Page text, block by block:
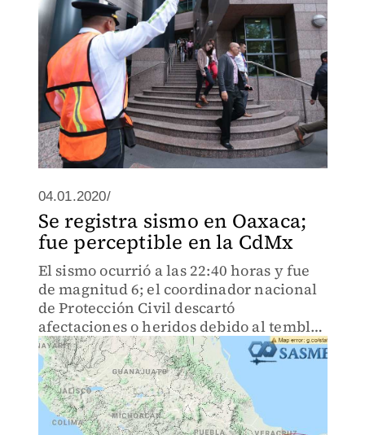
04.01.2020/
Se registra sismo en Oaxaca;
fue perceptible en la CdMx
El sismo ocurrió a las 22:40 horas y fue
de magnitud 6; el coordinador nacional
de Protección Civil descartó
afectaciones o heridos debido al temblor
que también se sintió en Chiapas y
Tabasco.